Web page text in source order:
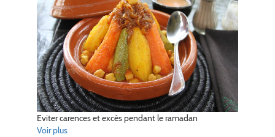
Eviter carences et excès pendant le ramadan
Voir plus